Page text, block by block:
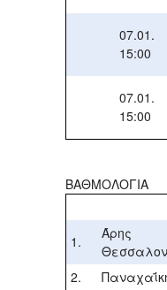
07.01.
15:00
07.01.
15:00
ΒΑΘΜΟΛΟΓΙΑ
1.
Άρης
2.